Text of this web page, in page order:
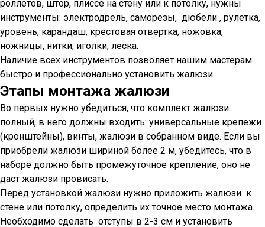
Инструменты для установки жалюзи
Для монтажа горизонтальных, вертикальных жалюзи,
роллетов, штор, плиссе на стену или к потолку, нужны
инструменты: электродрель, саморезы, дюбели , рулетка,
уровень, карандаш, крестовая отвертка, ножовка,
ножницы, нитки, иголки, леска.
Наличие всех инструментов позволяет нашим мастерам
быстро и профессионально установить жалюзи.
Этапы монтажа жалюзи
Во первых нужно убедиться, что комплект жалюзи
полный, в него должны входить: универсальные крепежи
(кронштейны), винты, жалюзи в собранном виде. Если вы
приобрели жалюзи шириной более 2 м, убедитесь, что в
наборе должно быть промежуточное крепление, оно не
даст жалюзи провисать.